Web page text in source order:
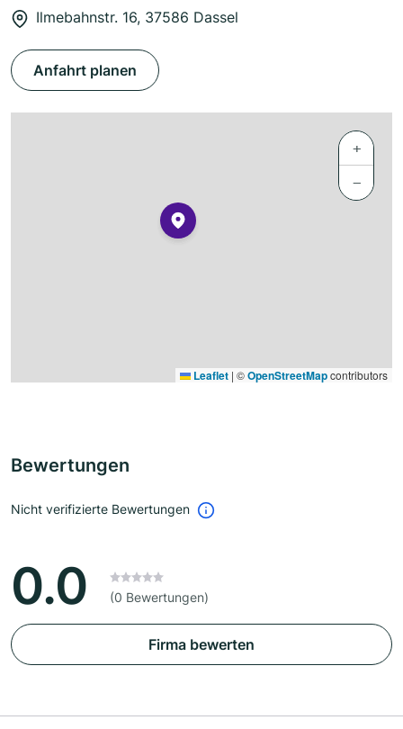
Ilmebahnstr. 16, 37586 Dassel
Anfahrt planen
+
−
Leaflet | ©OpenStreetMapcontributors
Bewertungen
Nicht verifizierte Bewertungen
0.0 (0 Bewertungen)
Firma bewerten